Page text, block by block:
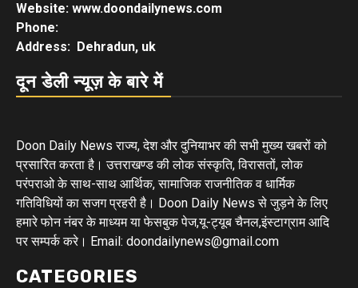
Website: www.doondailynews.com
Phone:
Address: Dehradun, uk
दून डेली न्यूज़ के बारे में
Doon Daily News राज्य, देश और दुनियाभर की सभी मुख्य खबरों को
प्रसारित करता है। उत्तराखण्ड की लोक संस्कृति, विरासतों, लोक
परंपराओ के साथ-साथ आर्थिक, सामाजिक राजनीतिक व धार्मिक
गतिविधियों का सजग प्रहरी है। Doon Daily News से जुड़ने के लिए
हमारे फोन नंबर के माध्यम या फेसबुक पेज,यू-ट्यूब चैनल,इंस्टाग्राम आदि
पर सम्पर्क करे। Email: doondailynews@gmail.com
CATEGORIES